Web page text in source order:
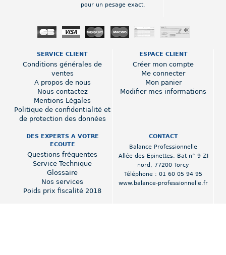
pour un pesage exact.
SERVICE CLIENT
Conditions générales de
ventes
A propos de nous
Nous contactez
Mentions Légales
Politique de confidentialité et
de protection des données
ESPACE CLIENT
Créer mon compte
Me connecter
Mon panier
Modifier mes informations
DES EXPERTS A VOTRE
ECOUTE
Questions fréquentes
Service Technique
Glossaire
Nos services
Poids prix fiscalité 2018
CONTACT
Balance Professionnelle
Allée des Epinettes, Bat n° 9 ZI
nord , 77200 Torcy
Téléphone : 01 60 05 94 95
www.balance-professionnelle.fr